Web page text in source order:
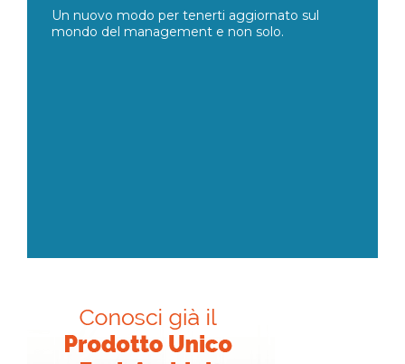
Un nuovo modo per tenerti aggiornato sul
mondo del management e non solo.